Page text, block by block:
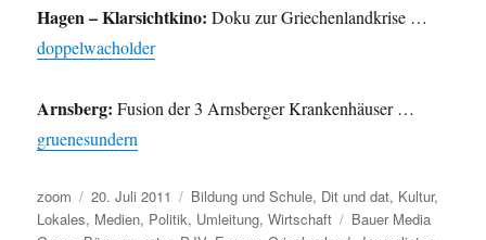
Hagen – Klarsichtkino: Doku zur Griechenlandkrise …
doppelwacholder
Arnsberg: Fusion der 3 Arnsberger Krankenhäuser …
gruenesundern
Autor
zoom
Veröffentlicht
am
20. Juli 2011 Kategorien
Bildung und Schule, Dit und dat, Kultur,
Lokales, Medien, Politik, Umleitung,Wirtschaft Schlagwörter
Bauer Media